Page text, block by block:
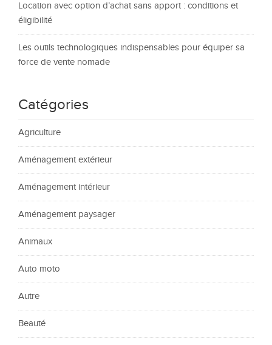
Location avec option d’achat sans apport : conditions et
éligibilité
Les outils technologiques indispensables pour équiper sa
force de vente nomade
Catégories
Agriculture
Aménagement extérieur
Aménagement intérieur
Aménagement paysager
Animaux
Auto moto
Autre
Beauté